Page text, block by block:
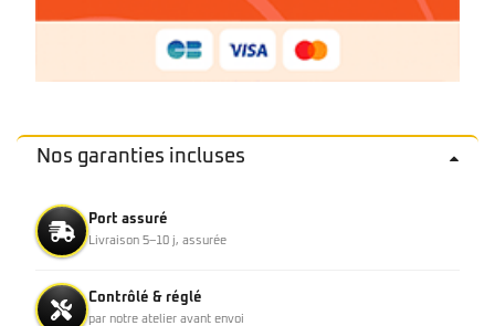
Nos garanties incluses
Port assuré
Livraison 5–10 j, assurée
Contrôlé & réglé
par notre atelier avant envoi